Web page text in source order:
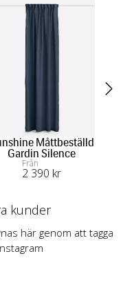
Måttbeställd
Gardin Silence
Från
2 390 kr
kunder
här genom att tagga